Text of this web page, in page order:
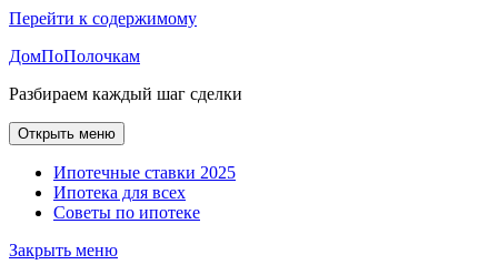
Перейти к содержимому
ДомПоПолочкам
Разбираем каждый шаг сделки
Открыть меню
Ипотечные ставки 2025
Ипотека для всех
Советы по ипотеке
Закрыть меню